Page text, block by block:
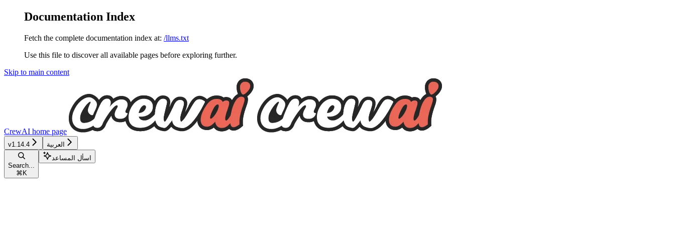
Documentation Index
Fetch the complete documentation index at: /llms.txt
Use this file to discover all available pages before exploring further.
Skip to main content
CrewAI home page
v1.14.4 العربية
Search...
⌘ K
اسأل المساعد